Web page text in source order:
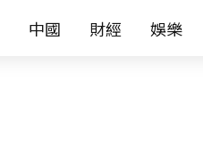
中國 財經 娛樂